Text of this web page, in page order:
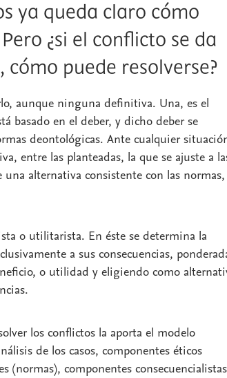
ya queda claro cómo
¿si el conflicto se da
cómo puede resolverse?
aunque ninguna definitiva. Una, es el
basado en el deber, y dicho deber se
deontológicas. Ante cualquier
entre las planteadas, la que se ajuste a
alternativa consistente con las normas,
o utilitarista. En éste se determina la
a sus consecuencias,
o utilidad y eligiendo como
los conflictos la aporta el modelo
de los casos, componentes éticos
(normas), componentes consecuencialistas